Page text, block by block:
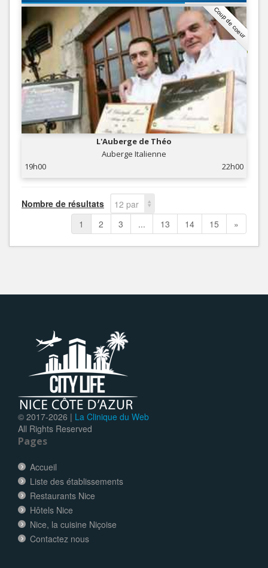
Coup de coeur
L'Auberge de Théo
Auberge Italienne
19h00
22h00
Nombre de résultats
12 par
page
1 2 3 ... 13 14 15 »
© 2017-2026 | La Clinique du Web
All Rights Reserved
Pages
Accueil
Liste des établissements
Restaurants Nice
Hôtels Nice
Nice, la cuisine Niçoise
Contactez nous